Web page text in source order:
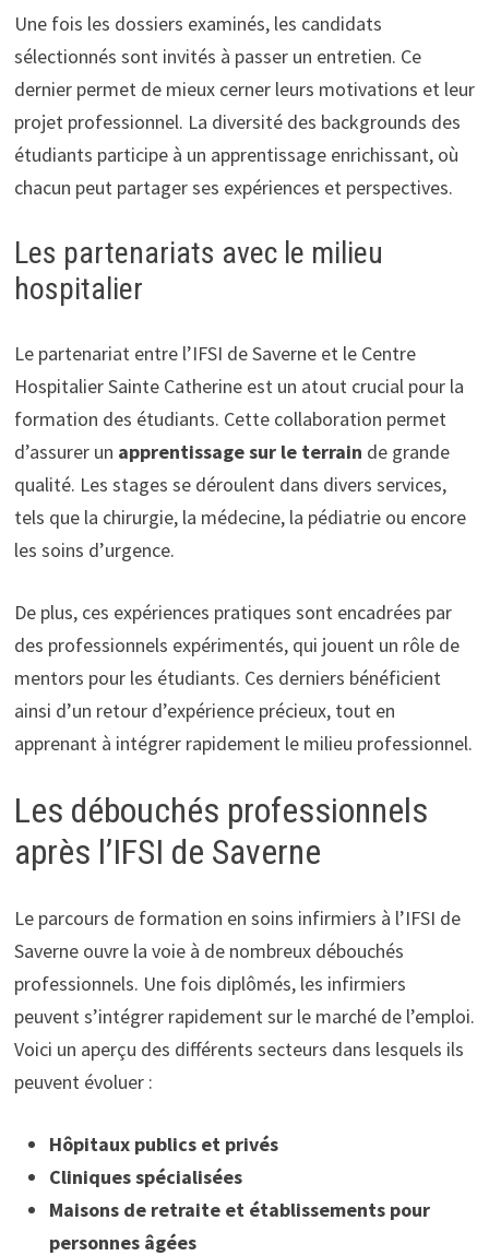
Une fois les dossiers examinés, les candidats
sélectionnés sont invités à passer un entretien. Ce
dernier permet de mieux cerner leurs motivations et leur
projet professionnel. La diversité des backgrounds des
étudiants participe à un apprentissage enrichissant, où
chacun peut partager ses expériences et perspectives.
Les partenariats avec le milieu
hospitalier
Le partenariat entre l’IFSI de Saverne et le Centre
Hospitalier Sainte Catherine est un atout crucial pour la
formation des étudiants. Cette collaboration permet
d’assurer un apprentissage sur le terrain de grande
qualité. Les stages se déroulent dans divers services,
tels que la chirurgie, la médecine, la pédiatrie ou encore
les soins d’urgence.
De plus, ces expériences pratiques sont encadrées par
des professionnels expérimentés, qui jouent un rôle de
mentors pour les étudiants. Ces derniers bénéficient
ainsi d’un retour d’expérience précieux, tout en
apprenant à intégrer rapidement le milieu professionnel.
Les débouchés professionnels
après l’IFSI de Saverne
Le parcours de formation en soins infirmiers à l’IFSI de
Saverne ouvre la voie à de nombreux débouchés
professionnels. Une fois diplômés, les infirmiers
peuvent s’intégrer rapidement sur le marché de l’emploi.
Voici un aperçu des différents secteurs dans lesquels ils
peuvent évoluer :
Hôpitaux publics et privés
Cliniques spécialisées
Maisons de retraite et établissements pour
personnes âgées